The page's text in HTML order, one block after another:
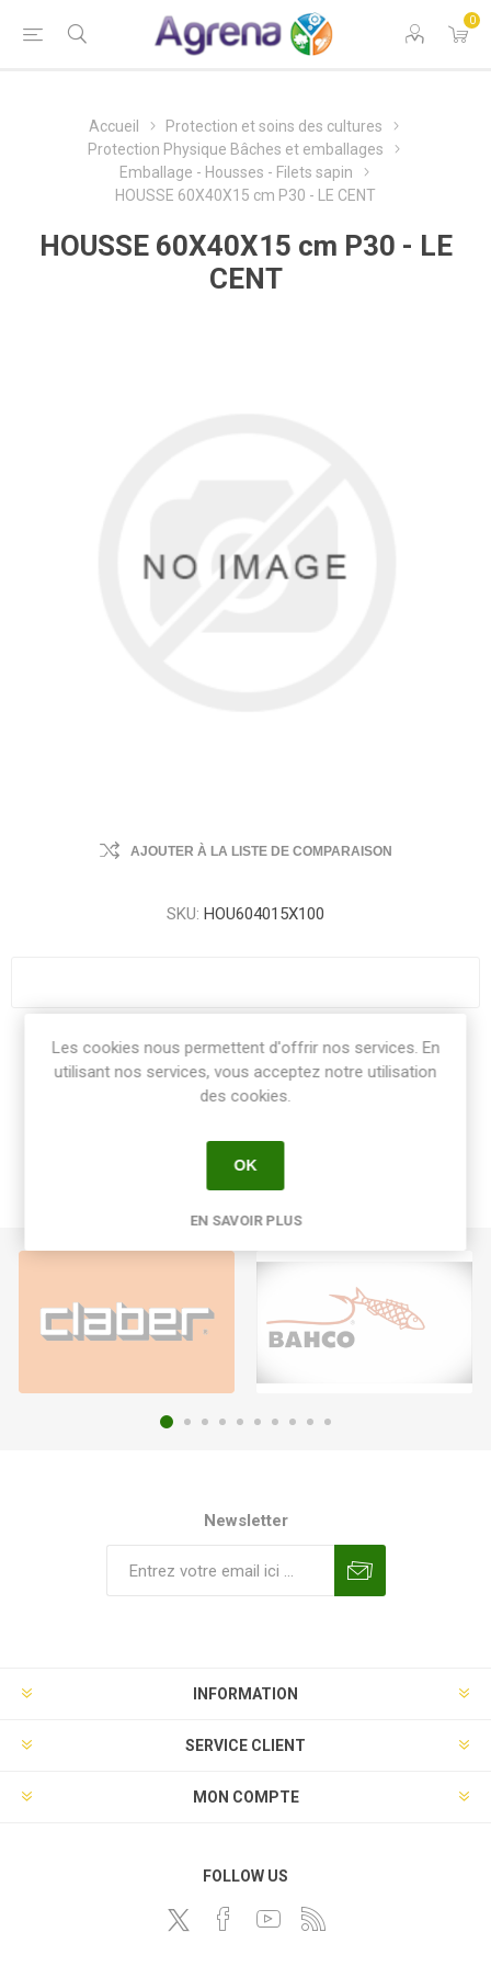
0
Accueil
Protection et soins des cultures
Protection Physique Bâches et emballages
Emballage - Housses - Filets sapin
HOUSSE 60X40X15 cm P30 - LE CENT
HOUSSE 60X40X15 cm P30 - LE
CENT
AJOUTER À LA LISTE DE COMPARAISON
SKU: HOU604015X100
Share:
Newsletter
INFORMATION
SERVICE CLIENT
MON COMPTE
FOLLOW US
Les cookies nous permettent d'offrir nos services. En
utilisant nos services, vous acceptez notre utilisation
des cookies.
OK
EN SAVOIR PLUS